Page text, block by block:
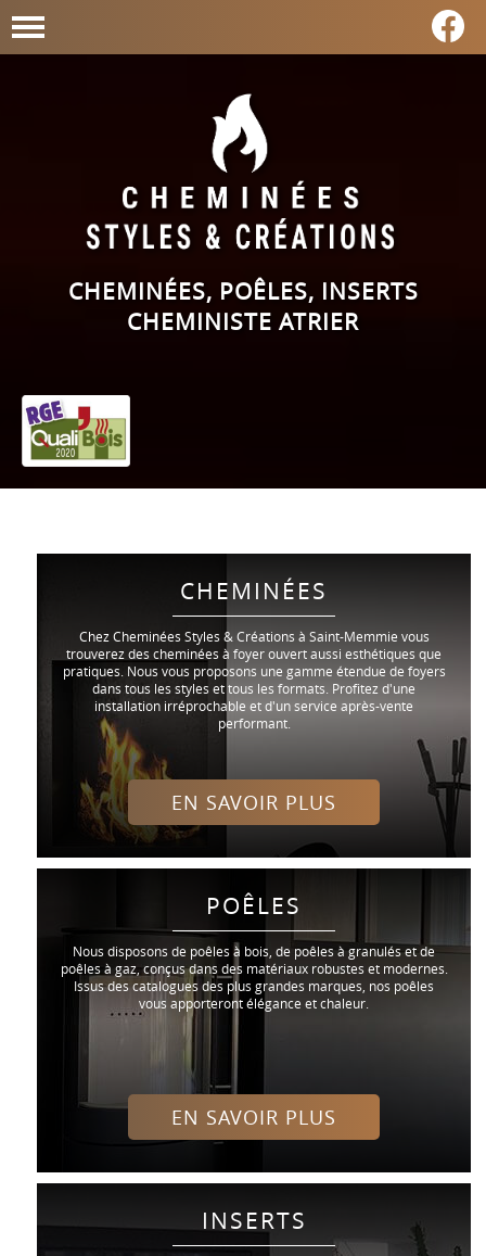
CHEMINÉES, POÊLES, INSERTS
CHEMINISTE ATRIER
CHEMINÉES
Chez Cheminées Styles & Créations à Saint-Memmie vous
trouverez des cheminées à foyer ouvert aussi esthétiques que
pratiques. Nous vous proposons une gamme étendue de foyers
dans tous les styles et tous les formats. Profitez d'une
installation irréprochable et d'un service après-vente
performant.
EN SAVOIR PLUS
POÊLES
Nous disposons de poêles à bois, de poêles à granulés et de
poêles à gaz, conçus dans des matériaux robustes et modernes.
Issus des catalogues des plus grandes marques, nos poêles
vous apporteront élégance et chaleur.
EN SAVOIR PLUS
INSERTS